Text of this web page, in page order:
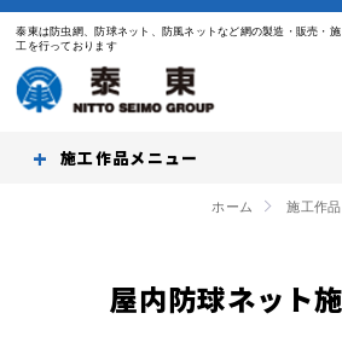
泰東は防虫網、防球ネット、防風ネットなど網の製造・販売・施
工を行っております
施工作品
ホーム 施工作品
屋内防球ネット